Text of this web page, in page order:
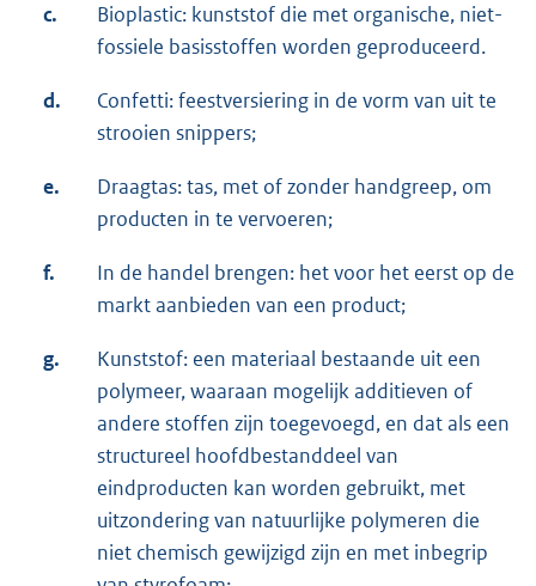
c.
Bioplastic: kunststof die met organische, niet-
fossiele basisstoffen worden geproduceerd.
d.
Confetti: feestversiering in de vorm van uit te
strooien snippers;
e.
Draagtas: tas, met of zonder handgreep, om
producten in te vervoeren;
f.
In de handel brengen: het voor het eerst op de
markt aanbieden van een product;
g.
Kunststof: een materiaal bestaande uit een
polymeer, waaraan mogelijk additieven of
andere stoffen zijn toegevoegd, en dat als een
structureel hoofdbestanddeel van
eindproducten kan worden gebruikt, met
uitzondering van natuurlijke polymeren die
niet chemisch gewijzigd zijn en met inbegrip